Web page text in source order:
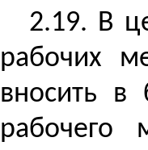
2.19. В
рабочих
вносить в
рабочего